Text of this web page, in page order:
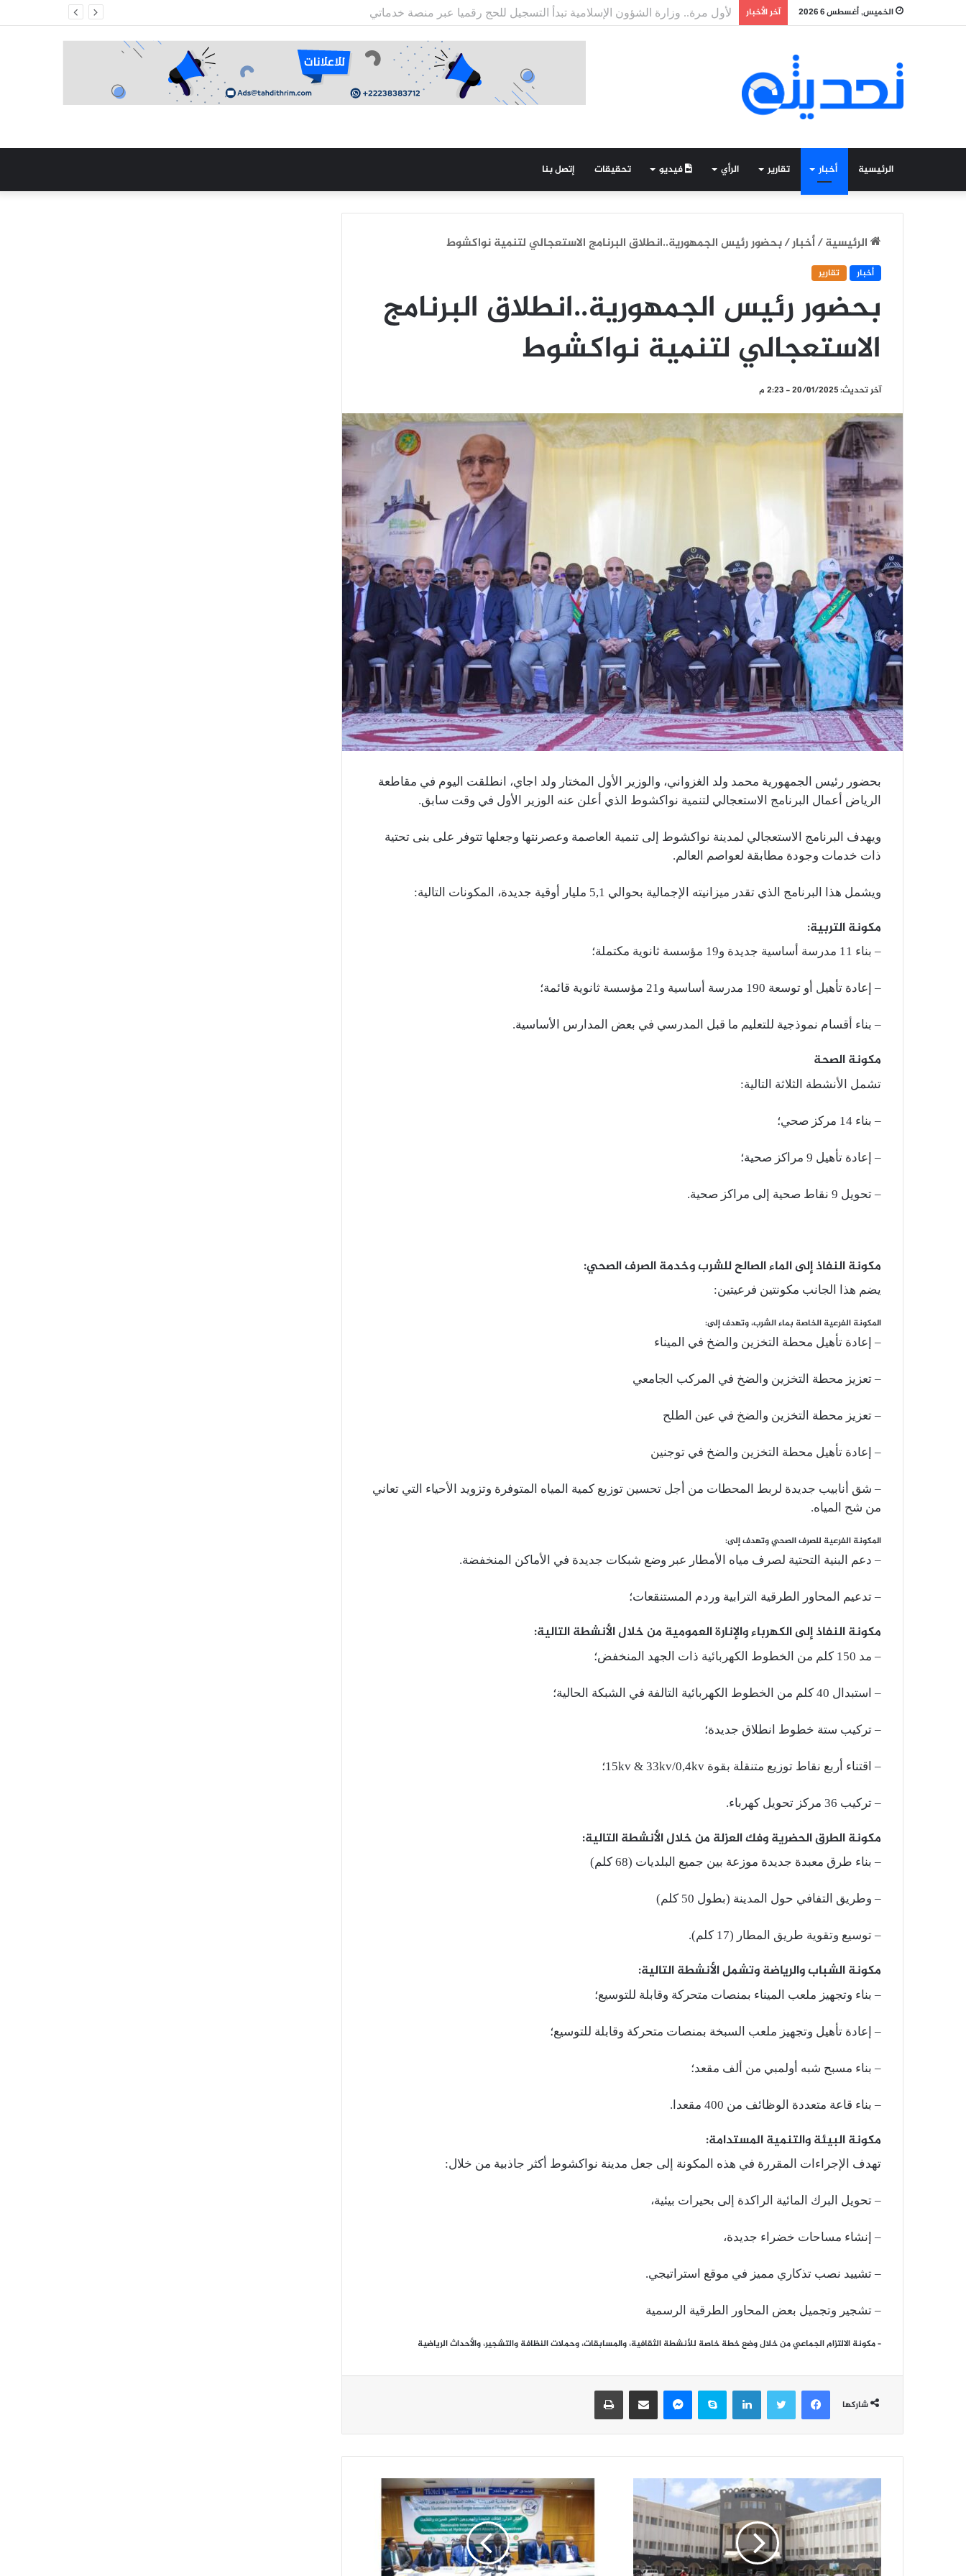
الخميس, أغسطس 6 2026 آخر الأخبار طلاب موريتانيون في باماكو: عميد كلية الطب في نواكشوط رفض دمجنا بحجة أن “لا حرب في مالي”
الرئيسية أخبار تقارير الرأي فيديو تحقيقات إتصل بنا
الرئيسية/أخبار/بحضور رئيس الجمهورية..انطلاق البرنامج الاستعجالي لتنمية نواكشوط
أخبار تقارير
بحضور رئيس الجمهورية..انطلاق البرنامج
الاستعجالي لتنمية نواكشوط
آخر تحديث: 20/01/2025 - 2:23 م
بحضور رئيس الجمهورية محمد ولد الغزواني، والوزير الأول المختار ولد اجاي، انطلقت اليوم في مقاطعة
الرياض أعمال البرنامج الاستعجالي لتنمية نواكشوط الذي أعلن عنه الوزير الأول في وقت سابق.
ويهدف البرنامج الاستعجالي لمدينة نواكشوط إلى تنمية العاصمة وعصرنتها وجعلها تتوفر على بنى تحتية
ذات خدمات وجودة مطابقة لعواصم العالم.
ويشمل هذا البرنامج الذي تقدر ميزانيته الإجمالية بحوالي 5,1 مليار أوقية جديدة، المكونات التالية:
مكونة التربية:
– بناء 11 مدرسة أساسية جديدة و19 مؤسسة ثانوية مكتملة؛
– إعادة تأهيل أو توسعة 190 مدرسة أساسية و21 مؤسسة ثانوية قائمة؛
– بناء أقسام نموذجية للتعليم ما قبل المدرسي في بعض المدارس الأساسية.
مكونة الصحة
تشمل الأنشطة الثلاثة التالية:
– بناء 14 مركز صحي؛
– إعادة تأهيل 9 مراكز صحية؛
– تحويل 9 نقاط صحية إلى مراكز صحية.
مكونة النفاذ إلى الماء الصالح للشرب وخدمة الصرف الصحي:
يضم هذا الجانب مكونتين فرعيتين:
المكونة الفرعية الخاصة بماء الشرب، وتهدف إلى:
– إعادة تأهيل محطة التخزين والضخ في الميناء
– تعزيز محطة التخزين والضخ في المركب الجامعي
– تعزيز محطة التخزين والضخ في عين الطلح
– إعادة تأهيل محطة التخزين والضخ في توجنين
– شق أنابيب جديدة لربط المحطات من أجل تحسين توزيع كمية المياه المتوفرة وتزويد الأحياء التي تعاني
من شح المياه.
المكونة الفرعية للصرف الصحي وتهدف إلى:
– دعم البنية التحتية لصرف مياه الأمطار عبر وضع شبكات جديدة في الأماكن المنخفضة.
– تدعيم المحاور الطرقية الترابية وردم المستنقعات؛
مكونة النفاذ إلى الكهرباء والإنارة العمومية من خلال الأنشطة التالية:
– مد 150 كلم من الخطوط الكهربائية ذات الجهد المنخفض؛
– استبدال 40 كلم من الخطوط الكهربائية التالفة في الشبكة الحالية؛
– تركيب ستة خطوط انطلاق جديدة؛
– اقتناء أربع نقاط توزيع متنقلة بقوة 15kv & 33kv/0,4kv؛
– تركيب 36 مركز تحويل كهرباء.
مكونة الطرق الحضرية وفك العزلة من خلال الأنشطة التالية:
– بناء طرق معبدة جديدة موزعة بين جميع البلديات (68 كلم)
– وطريق التفافي حول المدينة (بطول 50 كلم)
– توسيع وتقوية طريق المطار (17 كلم).
مكونة الشباب والرياضة وتشمل الأنشطة التالية:
– بناء وتجهيز ملعب الميناء بمنصات متحركة وقابلة للتوسيع؛
– إعادة تأهيل وتجهيز ملعب السبخة بمنصات متحركة وقابلة للتوسيع؛
– بناء مسبح شبه أولمبي من ألف مقعد؛
– بناء قاعة متعددة الوظائف من 400 مقعدا.
مكونة البيئة والتنمية المستدامة:
تهدف الإجراءات المقررة في هذه المكونة إلى جعل مدينة نواكشوط أكثر جاذبية من خلال:
– تحويل البرك المائية الراكدة إلى بحيرات بيئية،
– إنشاء مساحات خضراء جديدة،
– تشييد نصب تذكاري مميز في موقع استراتيجي.
– تشجير وتجميل بعض المحاور الطرقية الرسمية
– مكونة الالتزام الجماعي من خلال وضع خطة خاصة للأنشطة الثقافية، والمسابقات، وحملات النظافة والتشجير، والأحداث الرياضية
شاركها
فيسبوكتويتر لينكدإنسكايبماسنجرمشاركة عبر البريد طباعة